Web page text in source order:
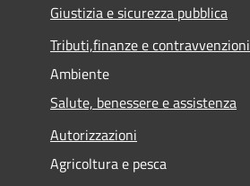
Giustizia e sicurezza pubblica
Tributi,finanze e contravvenzioni
Ambiente
Salute, benessere e assistenza
Autorizzazioni
Agricoltura e pesca